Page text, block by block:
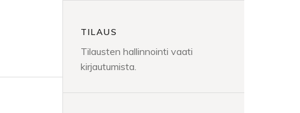
TILAUS
Tilausten hallinnointi vaati
kirjautumista.